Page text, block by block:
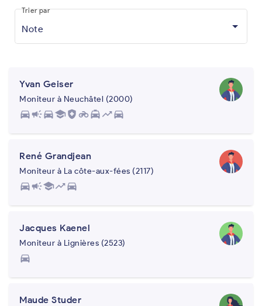
Note
Trier par
Yvan Geiser
Moniteur à Neuchâtel (2000)
directions_carcampaigndirections_carschool health_and_safety motorcyclelocal_taxi trending_updirections_car
René Grandjean
Moniteur à La côte-aux-fées (2117)
directions_carcampaignschooltrending_updirections_car
Jacques Kaenel
Moniteur à Lignières (2523)
directions_car
Maude Studer